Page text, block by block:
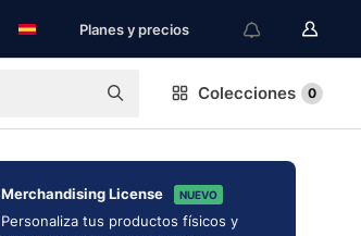
Planes y precios
Colecciones 0
Merchandising License NUEVO
Personaliza tus productos físicos y